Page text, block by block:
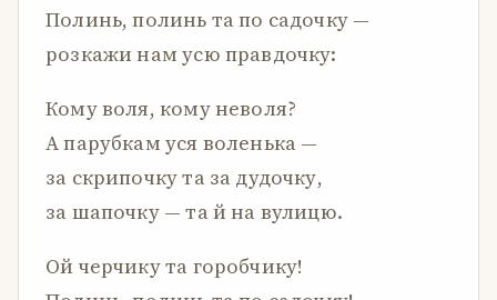
Полинь, полинь та по садочку —
розкажи нам усю правдочку:
Кому воля, кому неволя?
А парубкам уся воленька —
за скрипочку та за дудочку,
за шапочку — та й на вулицю.
Ой черчику та горобчику!